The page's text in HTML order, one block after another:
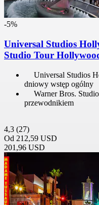
-5%
Universal Studios
Studio Tour
Universal Studios
dniowy wstęp ogólny
Warner Bros.
przewodnikiem
4,3 (27)
Od 212,59 USD
201,96 USD